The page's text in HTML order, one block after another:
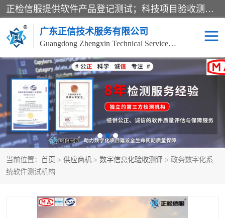
正检信服提供软件产品登记测试；科技项目验收测试；产品确认测试；功能测试；性能测试；安全测试；代码审计测试；漏洞扫描测试；渗透测试；风险评估测试；信息安全等级保护测评；双软认定；实验室建设质量体系建设；软件着作权、软件评测等服务。
广东正信技术服务有限公司
Guangdong Zhengxin Technical Service Co., Ltd
当前位置： 首页 > 供应商机 > 数字信息化验收测评 > 政务数字化系
统软件测试机构
电子政务验收测评 数字信息化验收测评
应用软件系统测试 信息系统漏洞扫描
科技成果鉴定测试 软件产品登记测试
信息安全风险评估 系统性能效率测试